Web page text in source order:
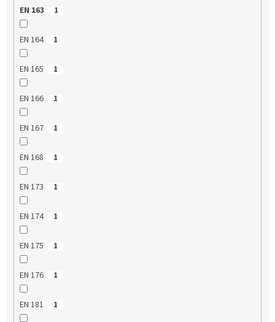
EN 163 1
EN 164 1
EN 165 1
EN 166 1
EN 167 1
EN 168 1
EN 173 1
EN 174 1
EN 175 1
EN 176 1
EN 181 1